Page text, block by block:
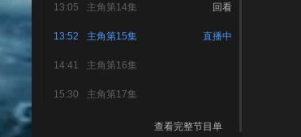
13:05 主角第14集 回看
13:52 主角第15集 直播中
14:41 主角第16集
15:30 主角第17集
查看完整节目单